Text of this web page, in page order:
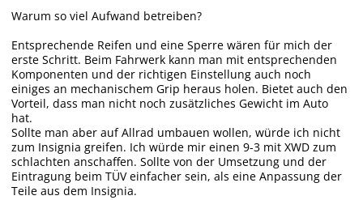
Warum so viel Aufwand betreiben?
Entsprechende Reifen und eine Sperre wären für mich der
erste Schritt. Beim Fahrwerk kann man mit entsprechenden
Komponenten und der richtigen Einstellung auch noch
einiges an mechanischem Grip heraus holen. Bietet auch den
Vorteil, dass man nicht noch zusätzliches Gewicht im Auto
hat.
Sollte man aber auf Allrad umbauen wollen, würde ich nicht
zum Insignia greifen. Ich würde mir einen 9-3 mit XWD zum
schlachten anschaffen. Sollte von der Umsetzung und der
Eintragung beim TÜV einfacher sein, als eine Anpassung der
Teile aus dem Insignia.